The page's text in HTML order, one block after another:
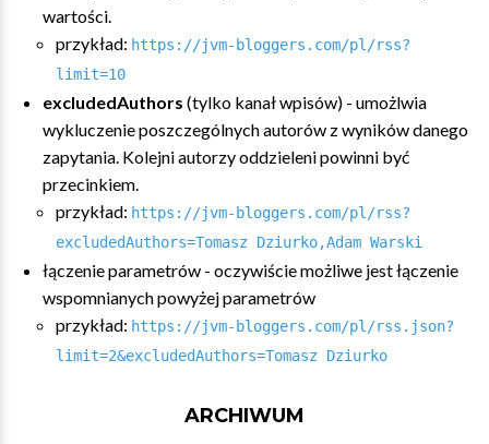
wartości.
przykład: https://jvm-bloggers.com/pl/rss?
limit=10
excludedAuthors (tylko kanał wpisów) - umożlwia
wykluczenie poszczególnych autorów z wyników danego
zapytania. Kolejni autorzy oddzieleni powinni być
przecinkiem.
przykład: https://jvm-bloggers.com/pl/rss?
excludedAuthors=Tomasz Dziurko,Adam Warski
łączenie parametrów - oczywiście możliwe jest łączenie
wspomnianych powyżej parametrów
przykład: https://jvm-bloggers.com/pl/rss.json?
limit=2&excludedAuthors=Tomasz Dziurko
ARCHIWUM